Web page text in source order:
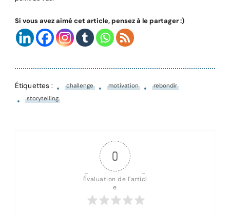
Si vous avez aimé cet article, pensez à le partager :)
Étiquettes : challenge motivation
rebondir
storytelling
0
Évaluation de l'articl
e